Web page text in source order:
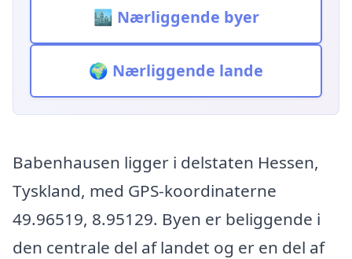
🏙️ Nærliggende byer
🌍 Nærliggende lande
Babenhausen ligger i delstaten Hessen,
Tyskland, med GPS-koordinaterne
49.96519, 8.95129. Byen er beliggende i
den centrale del af landet og er en del af